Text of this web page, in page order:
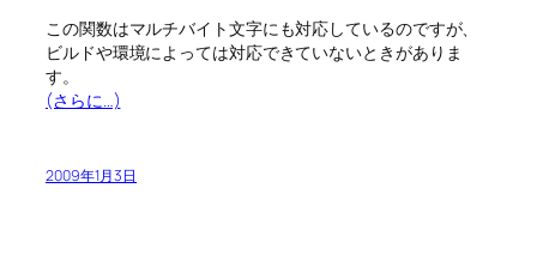
この関数はマルチバイト文字にも対応しているのですが、
ビルドや環境によっては対応できていないときがありま
す。
(さらに…)
2009年1月3日